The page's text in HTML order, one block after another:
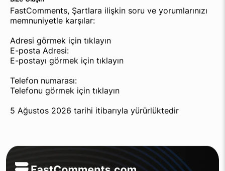
FastComments, Şartlara ilişkin soru ve yorumlarınızı
memnuniyetle karşılar:
Adresi görmek için tıklayın
E-posta Adresi:
E-postayı görmek için tıklayın
Telefon numarası:
Telefonu görmek için tıklayın
5 Ağustos 2026 tarihi itibarıyla yürürlüktedir